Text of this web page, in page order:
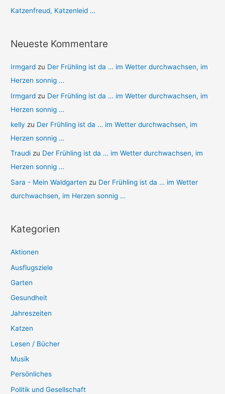
Katzenfreud, Katzenleid …
Neueste Kommentare
Irmgard zu Der Frühling ist da … im Wetter durchwachsen, im
Herzen sonnig …
Irmgard zu Der Frühling ist da … im Wetter durchwachsen, im
Herzen sonnig …
kelly zu Der Frühling ist da … im Wetter durchwachsen, im
Herzen sonnig …
Traudi zu Der Frühling ist da … im Wetter durchwachsen, im
Herzen sonnig …
Sara - Mein Waldgarten zu Der Frühling ist da … im Wetter
durchwachsen, im Herzen sonnig …
Kategorien
Aktionen
Ausflugsziele
Garten
Gesundheit
Jahreszeiten
Katzen
Lesen / Bücher
Musik
Persönliches
Politik und Gesellschaft